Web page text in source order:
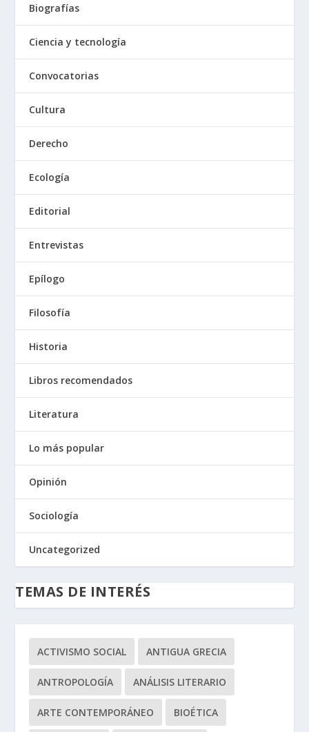
Biografías
Ciencia y tecnología
Convocatorias
Cultura
Derecho
Ecología
Editorial
Entrevistas
Epílogo
Filosofía
Historia
Libros recomendados
Literatura
Lo más popular
Opinión
Sociología
Uncategorized
TEMAS DE INTERÉS
ACTIVISMO SOCIAL ANTIGUA GRECIA
ANTROPOLOGÍA ANÁLISIS LITERARIO
ARTE CONTEMPORÁNEO BIOÉTICA